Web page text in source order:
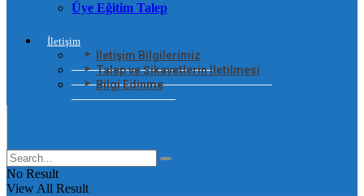
Üye Eğitim Talep
İletişim
İletişim Bilgilerimiz
Talep ve Şikayetlerin İletilmesi
Bilgi Edinme
No Result
View All Result